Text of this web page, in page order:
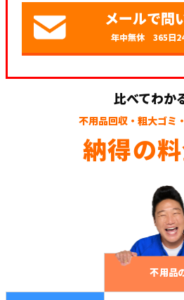
メールで問
年中無休 365日
比べてわか
不用品回収・粗大ゴミ
納得の
不用品